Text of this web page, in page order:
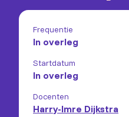
Frequentie
In overleg
Startdatum
In overleg
Docenten
Harry-Imre Dijkstra